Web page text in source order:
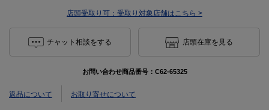
店頭受取り可： 受取り対象店舗はこちら >
チャット相談をする 店頭在庫を見る
お問い合わせ商品番号： C62-65325
返品について お取り寄せについて